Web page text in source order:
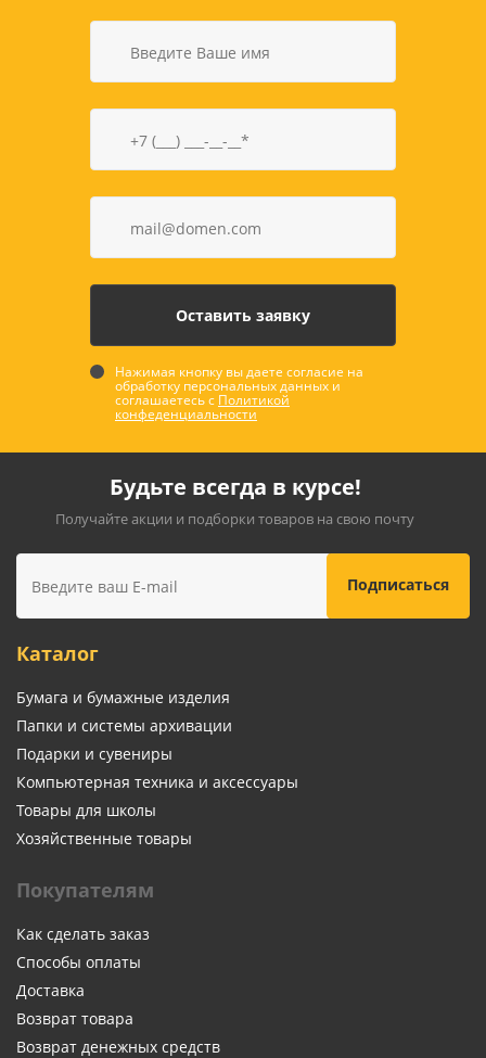
Нажимая кнопку вы даете согласие на
обработку персональных данных и
соглашаетесь с Политикой
конфеденциальности
Будьте всегда в курсе!
Получайте акции и подборки товаров на свою почту
Каталог
Бумага и бумажные изделия
Папки и системы архивации
Подарки и сувениры
Компьютерная техника и аксессуары
Товары для школы
Хозяйственные товары
Покупателям
Как сделать заказ
Способы оплаты
Доставка
Возврат товара
Возврат денежных средств